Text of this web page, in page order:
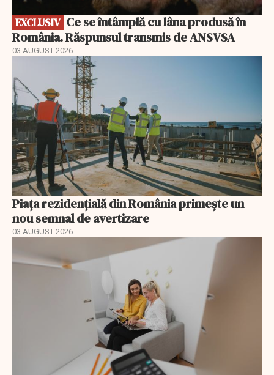
EXCLUSIV
România. Răspunsul transmis de ANSVSA
03 AUGUST 2026
Piața rezidențială din România primește un
nou semnal de avertizare
03 AUGUST 2026